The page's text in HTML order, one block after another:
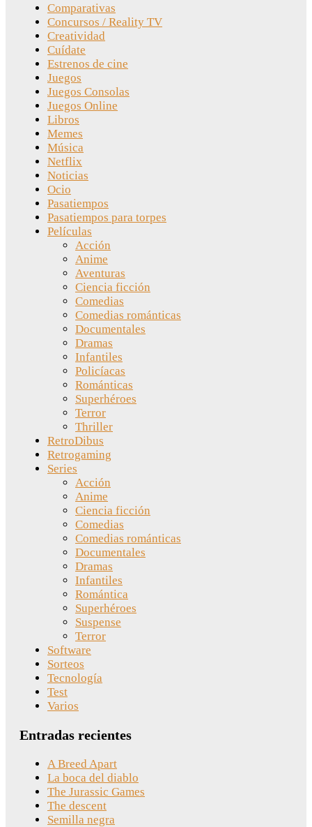
Comparativas
Concursos / Reality TV
Creatividad
Cuídate
Estrenos de cine
Juegos
Juegos Consolas
Juegos Online
Libros
Memes
Música
Netflix
Noticias
Ocio
Pasatiempos
Pasatiempos para torpes
Películas
Acción
Anime
Aventuras
Ciencia ficción
Comedias
Comedias románticas
Documentales
Dramas
Infantiles
Policíacas
Románticas
Superhéroes
Terror
Thriller
RetroDibus
Retrogaming
Series
Acción
Anime
Ciencia ficción
Comedias
Comedias románticas
Documentales
Dramas
Infantiles
Romántica
Superhéroes
Suspense
Terror
Software
Sorteos
Tecnología
Test
Varios
Entradas recientes
A Breed Apart
La boca del diablo
The Jurassic Games
The descent
Semilla negra